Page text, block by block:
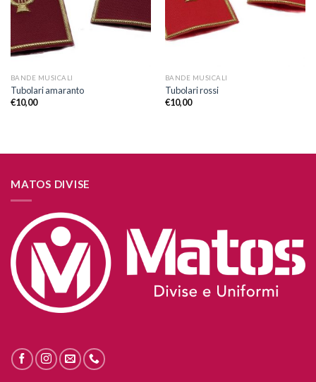
BANDE MUSICALI
Tubolari amaranto
€10,00
BANDE MUSICALI
Tubolari rossi
€10,00
MATOS DIVISE